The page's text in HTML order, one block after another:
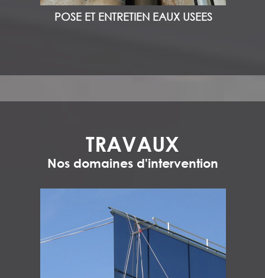
POSE ET ENTRETIEN EAUX USEES
TRAVAUX
Nos domaines d'intervention